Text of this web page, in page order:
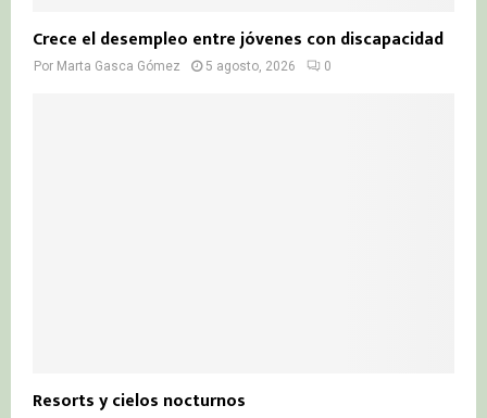
Crece el desempleo entre jóvenes con discapacidad
Por Marta Gasca Gómez 5 agosto, 2026 0
Resorts y cielos nocturnos